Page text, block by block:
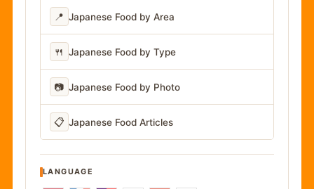
📍 Japanese Food by Area
🍴 Japanese Food by Type
📷 Japanese Food by Photo
📋 Japanese Food Articles
LANGUAGE